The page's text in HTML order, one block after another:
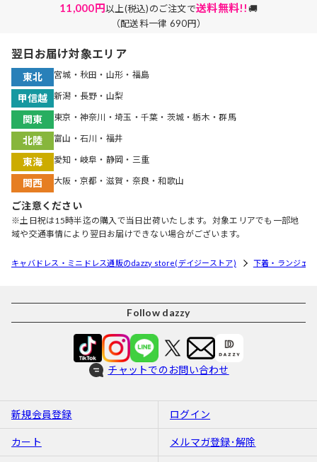
11,000円以上(税込)のご注文で送料無料!!🚚
（配送料一律 690円）
翌日お届け対象エリア
東北 宮城・秋田・山形・福島
甲信越 新潟・長野・山梨
関東 東京・神奈川・埼玉・千葉・茨城・栃木・群馬
北陸 富山・石川・福井
東海 愛知・岐阜・静岡・三重
関西 大阪・京都・滋賀・奈良・和歌山
ご注意ください
※土日祝は15時半迄の購入で当日出荷いたします。対象エリアでも一部地
域や交通事情により翌日お届けできない場合がございます。
キャバドレス・ミニドレス通販のdazzy store(デイジーストア) 下着・ランジェ
Follow dazzy
チャットでのお問い合わせ
新規会員登録 ログイン
カート メルマガ登録･解除